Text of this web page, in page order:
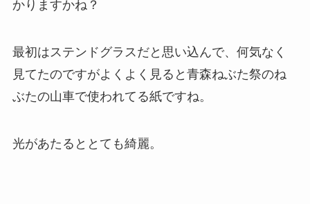
かりますかね？
最初はステンドグラスだと思い込んで、何気なく
見てたのですがよくよく見ると青森ねぶた祭のね
ぶたの山車で使われてる紙ですね。
光があたるととても綺麗。